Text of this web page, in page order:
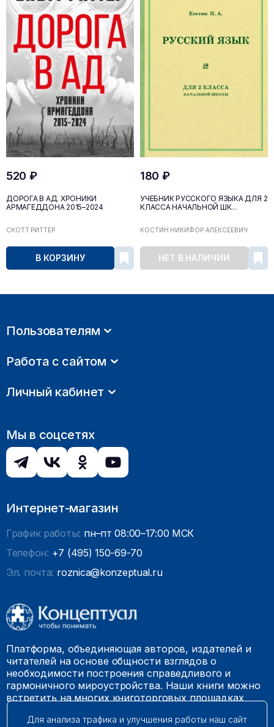
520 ₽
ДОРОГА В АД. ХРОНИКИ
АРМАГЕДДОНА 2015–2024
СКОТТ РИТТЕР
В КОРЗИНУ
180 ₽
УЧЕБНИК РУССКОГО ЯЗЫКА ДЛЯ 2
КЛАССА НАЧАЛЬНОЙ ШК...
КОСТИН НИКИФОР АЛЕКСЕЕВИЧ
НЕТ В НАЛИЧИИ
Пользователям
Работа с сайтом
Личный кабинет
Мы в соцсетях
Интернет-магазин
График работы: пн–пт 08:00–17:00 МСК
Телефон: +7 (495) 150-69-70
Эл. почта: roznica@konzeptual.ru
Платформа, объединяющая авторов, издателей и
читателей на основе общности взглядов о
необходимости построения справедливого и
гармоничного мироустройства. Наши книги можно
встретить на многих книготорговых площадках
Для анализа трафика и улучшения работы наш сайт